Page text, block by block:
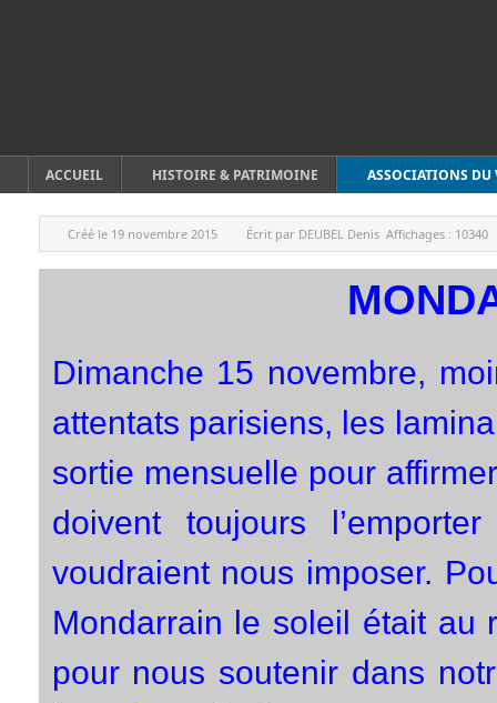
ACCUEIL HISTOIRE & PATRIMOINE ASSOCIATIONS DU
Créé le 19 novembre 2015 Écrit par DEUBEL Denis Affichages : 10340
Dimanche 15 novembre,
attentats parisiens, les
sortie mensuelle pour
doivent toujours
voudraient nous imposer.
Mondarrain le soleil était au
pour nous soutenir dans